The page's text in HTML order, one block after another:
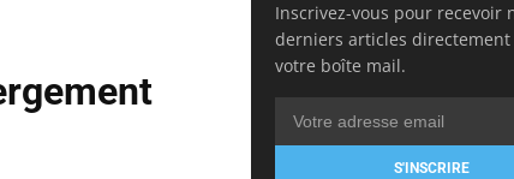
Inscrivez-vous pour recevoir
derniers articles directement
votre boîte mail.
S'INSCRIRE